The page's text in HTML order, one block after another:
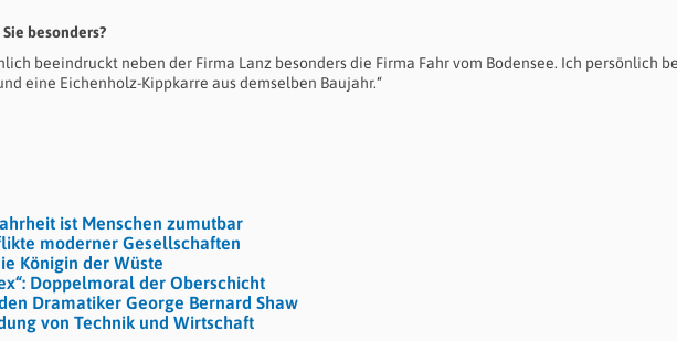
besonders?
beeindruckt neben der Firma Lanz besonders die Firma Fahr vom Bodensee. Ich persönlich
eine Eichenholz-Kippkarre aus demselben Baujahr.“
ist Menschen zumutbar
moderner Gesellschaften
Königin der Wüste
Doppelmoral der Oberschicht
Dramatiker George Bernard Shaw
von Technik und Wirtschaft